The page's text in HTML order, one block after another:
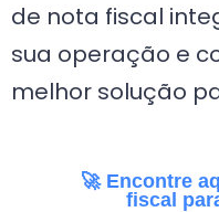
de nota fiscal
sua operação e
melhor solução
🚀 Encontre
fiscal